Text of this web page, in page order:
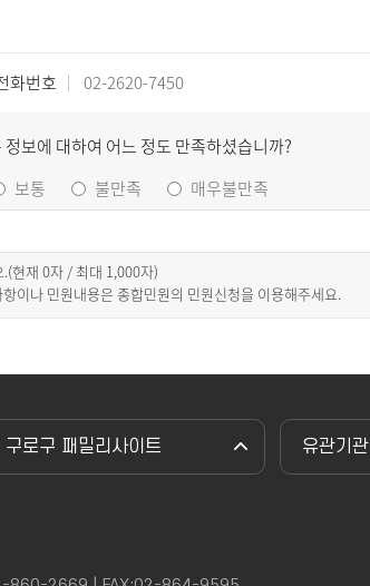
화번호 02-2620-7450
보에 대하여 어느 정도 만족하셨습니까?
보통 불만족 매우불만족
.(현재0자 / 최대 1,000자)
이나 민원내용은 종합민원의 민원신청을 이용해주세요.
구로구 패밀리사이트 유관기관